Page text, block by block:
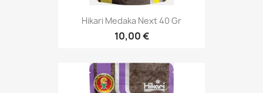
Hikari Medaka Next 40 Gr
10,00 €